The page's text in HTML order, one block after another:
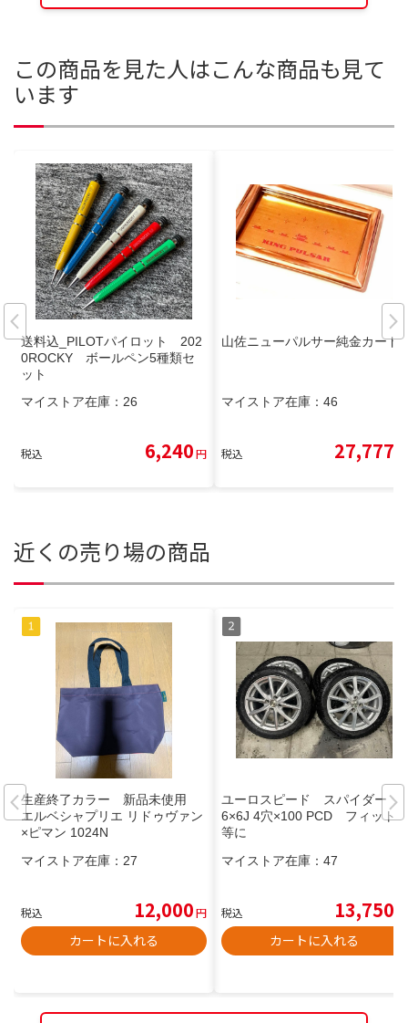
この商品を見た人はこんな商品も見て
います
送料込_PILOTパイロット 202
0ROCKY ボールペン5種類セ
ット
マイストア在庫： 26
税込 6,240円
山佐ニューパルサー純金カード
マイストア在庫： 46
税込 27,777
近くの売り場の商品
生産終了カラー 新品未使用
エルベシャプリエ リドゥヴァン
×ピマン 1024N
マイストア在庫： 27
税込 12,000円
カートに入れる
ユーロスピード スパイダー 1
6×6J 4穴×100 PCD フィット
等に
マイストア在庫： 47
税込 13,750
カートに入れる